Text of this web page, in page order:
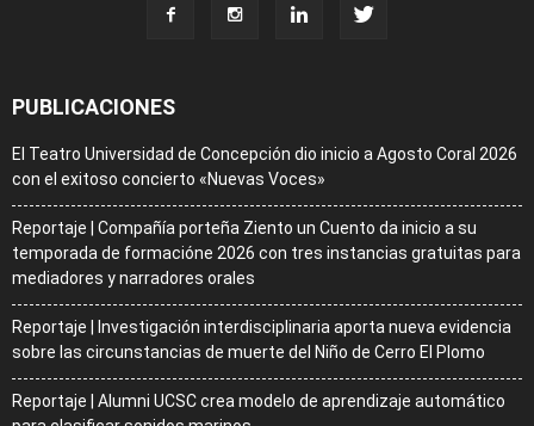
PUBLICACIONES
El Teatro Universidad de Concepción dio inicio a Agosto Coral 2026
con el exitoso concierto «Nuevas Voces»
Reportaje | Compañía porteña Ziento un Cuento da inicio a su
temporada de formacióne 2026 con tres instancias gratuitas para
mediadores y narradores orales
Reportaje | Investigación interdisciplinaria aporta nueva evidencia
sobre las circunstancias de muerte del Niño de Cerro El Plomo
Reportaje | Alumni UCSC crea modelo de aprendizaje automático